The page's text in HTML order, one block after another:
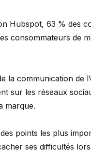
Hubspot, 63 % des
consommateurs de
la communication de
sur les réseaux
marque.
points les plus
ses difficultés